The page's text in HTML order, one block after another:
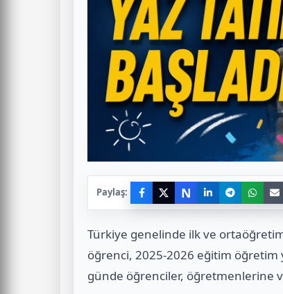
Paylaş: N
Türkiye genelinde ilk ve
öğrenci, 2025-2026 eğitim öğretim
günde öğrenciler, öğretmenlerine